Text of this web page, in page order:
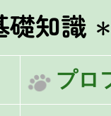
礎知識
プロ